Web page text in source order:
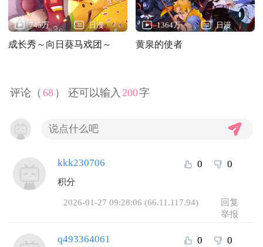
745万 日漫
成长秀～向日葵马戏团～
1364万 日漫
黄泉的使者
评论（ 68 ） 还可以输入 200字
kkk230706 0 0
积分
2026-01-27 09:28:06 (66.11.117.94)
回复
举报
q493364061 0 0